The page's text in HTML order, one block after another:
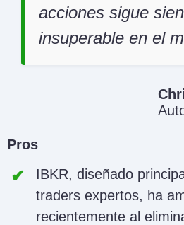
acciones sigue
insuperable en el
Pros
IBKR, diseñado
traders expertos, ha
recientemente al